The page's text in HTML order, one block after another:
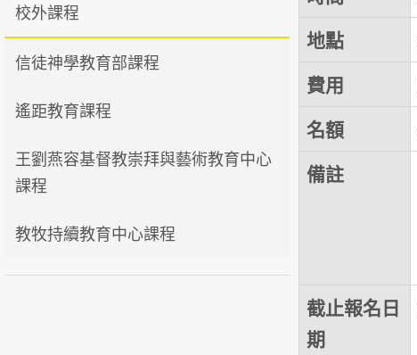
校外課程
信徒神學教育部課程
遙距教育課程
王劉燕容基督教崇拜與藝術教育中心
課程
教牧持續教育中心課程
地點
費用
名額
備註
截止報名日
期